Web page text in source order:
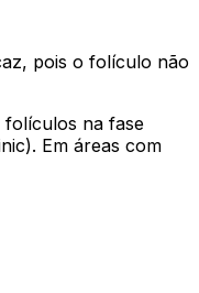
pois o folículo não
folículos na fase
Em áreas com